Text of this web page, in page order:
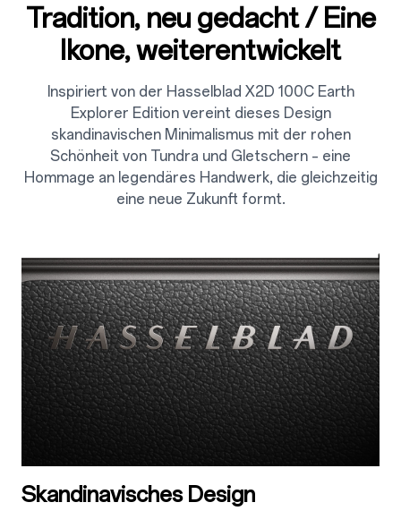
Tradition, neu gedacht / Eine
Ikone, weiterentwickelt
Inspiriert von der Hasselblad X2D 100C Earth
Explorer Edition vereint dieses Design
skandinavischen Minimalismus mit der rohen
Schönheit von Tundra und Gletschern – eine
Hommage an legendäres Handwerk, die gleichzeitig
eine neue Zukunft formt.
Skandinavisches Design